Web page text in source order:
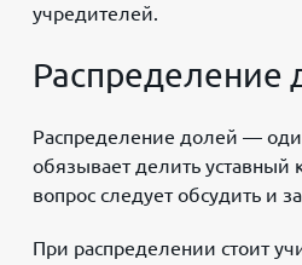
учредителей.
Распределение
Распределение долей —
обязывает делить
вопрос следует обсудить и
При распределении стоит